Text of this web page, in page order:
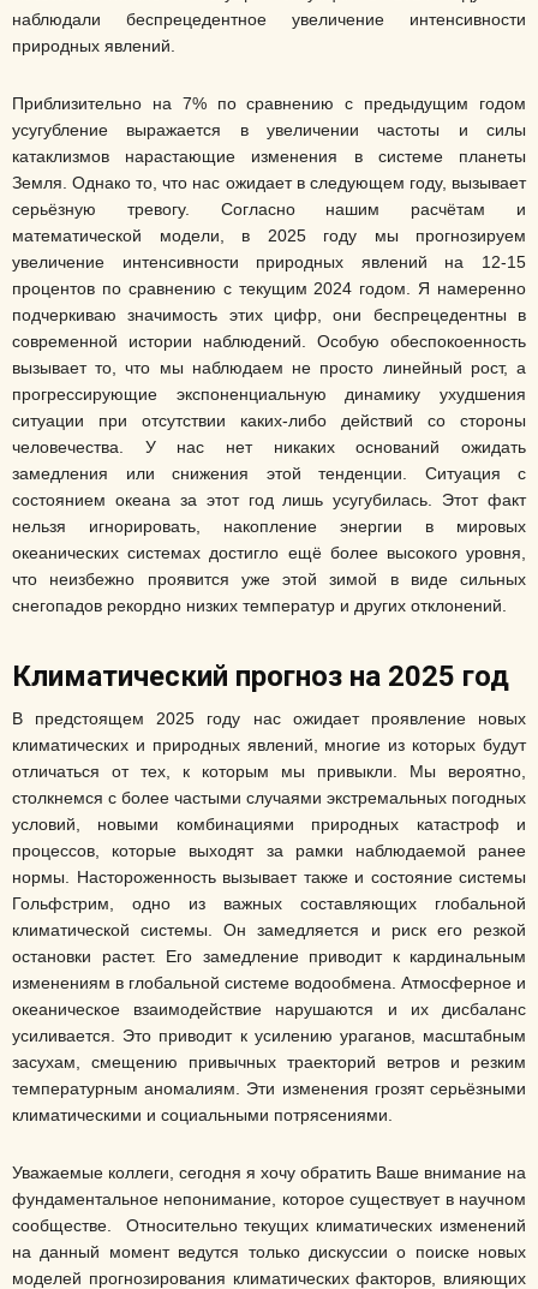
наблюдали беспрецедентное увеличение интенсивности
природных явлений.
Приблизительно на 7% по сравнению с предыдущим годом
усугубление выражается в увеличении частоты и силы
катаклизмов нарастающие изменения в системе планеты
Земля. Однако то, что нас ожидает в следующем году, вызывает
серьёзную тревогу. Согласно нашим расчётам и
математической модели, в 2025 году мы прогнозируем
увеличение интенсивности природных явлений на 12-15
процентов по сравнению с текущим 2024 годом. Я намеренно
подчеркиваю значимость этих цифр, они беспрецедентны в
современной истории наблюдений. Особую обеспокоенность
вызывает то, что мы наблюдаем не просто линейный рост, а
прогрессирующие экспоненциальную динамику ухудшения
ситуации при отсутствии каких-либо действий со стороны
человечества. У нас нет никаких оснований ожидать
замедления или снижения этой тенденции. Ситуация с
состоянием океана за этот год лишь усугубилась. Этот факт
нельзя игнорировать, накопление энергии в мировых
океанических системах достигло ещё более высокого уровня,
что неизбежно проявится уже этой зимой в виде сильных
снегопадов рекордно низких температур и других отклонений.
Климатический прогноз на 2025 год
В предстоящем 2025 году нас ожидает проявление новых
климатических и природных явлений, многие из которых будут
отличаться от тех, к которым мы привыкли. Мы вероятно,
столкнемся с более частыми случаями экстремальных погодных
условий, новыми комбинациями природных катастроф и
процессов, которые выходят за рамки наблюдаемой ранее
нормы. Настороженность вызывает также и состояние системы
Гольфстрим, одно из важных составляющих глобальной
климатической системы. Он замедляется и риск его резкой
остановки растет. Его замедление приводит к кардинальным
изменениям в глобальной системе водообмена. Атмосферное и
океаническое взаимодействие нарушаются и их дисбаланс
усиливается. Это приводит к усилению ураганов, масштабным
засухам, смещению привычных траекторий ветров и резким
температурным аномалиям. Эти изменения грозят серьёзными
климатическими и социальными потрясениями.
Уважаемые коллеги, сегодня я хочу обратить Ваше внимание на
фундаментальное непонимание, которое существует в научном
сообществе. Относительно текущих климатических изменений
на данный момент ведутся только дискуссии о поиске новых
моделей прогнозирования климатических факторов, влияющих